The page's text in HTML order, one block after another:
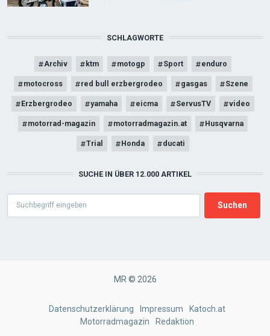
SCHLAGWORTE
Archiv ktm motogp Sport enduro
motocross red bull erzbergrodeo gasgas Szene
Erzbergrodeo yamaha eicma ServusTV video
motorrad-magazin motorradmagazin.at Husqvarna
Trial Honda ducati
SUCHE IN ÜBER 12.000 ARTIKEL
MR © 2026
Datenschutzerklärung Impressum
Katoch.at
Motorradmagazin
Redaktion